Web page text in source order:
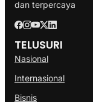
dan terpercaya
TELUSURI
Nasional
Internasional
Bisnis